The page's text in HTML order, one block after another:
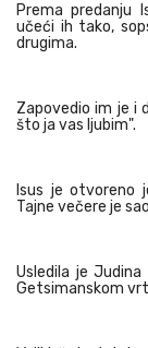
Prema predanju
učeći ih tako,
drugima.
Zapovedio im je i
što ja vas ljubim".
Isus je otvoreno
Tajne večere je
Usledila je
Getsimanskom